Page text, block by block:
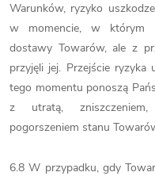
Warunków, ryzyko
w momencie, w którym
dostawy Towarów, ale z
przyjęli jej. Przejście ryzyka
tego momentu ponoszą
z utratą,
pogorszeniem stanu
6.8 W przypadku, gdy